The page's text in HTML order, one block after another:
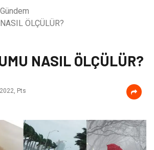
Gündem
ÖLÇÜLÜR?
NASIL ÖLÇÜLÜR?
Pts